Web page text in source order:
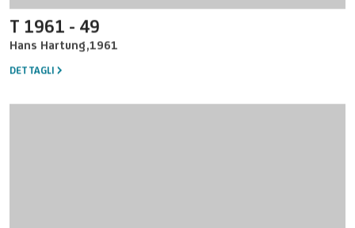
Hans Hartung,
T 1961 - 49
1961
DETTAGLI